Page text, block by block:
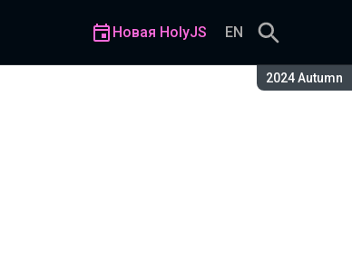
Сезон:
2024 Autumn
Новая HolyJS EN